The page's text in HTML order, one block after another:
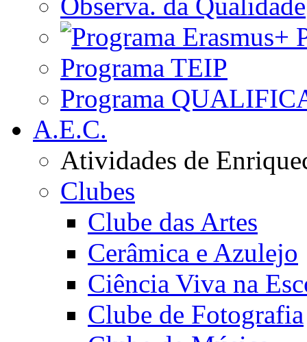
Observa. da Qualidade
Programa TEIP
Programa
A.E.C.
Atividades de
Clubes
Clube das Artes
Cerâmica e Azulejo
Ciência Viva na
Clube de Fotografia